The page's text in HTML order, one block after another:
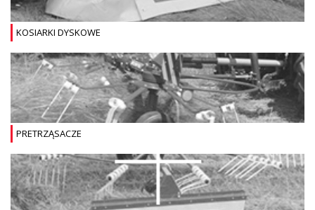
KOSIARKI DYSKOWE
PRETRZĄSACZE